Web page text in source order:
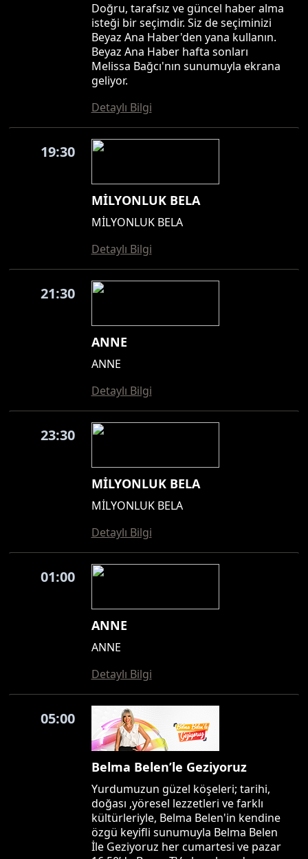
Doğru, tarafsız ve güncel haber alma
isteği bir seçimdir. Siz de seçiminizi
Beyaz Ana Haber'den yana kullanın.
Beyaz Ana Haber hafta sonları
Melissa Bağcı'nın sunumuyla ekrana
geliyor.
Detaylı Bilgi
19:30
MİLYONLUK BELA
MİLYONLUK BELA
Detaylı Bilgi
21:30
ANNE
ANNE
Detaylı Bilgi
23:30
MİLYONLUK BELA
MİLYONLUK BELA
Detaylı Bilgi
01:00
ANNE
ANNE
Detaylı Bilgi
05:00
Belma Belen’le Geziyoruz
Yurdumuzun güzel köşeleri; tarihi,
doğası ,yöresel lezzetleri ve farklı
kültürleriyle, Belma Belen'in kendine
özgü keyifli sunumuyla Belma Belen
İle Geziyoruz her cumartesi ve pazar